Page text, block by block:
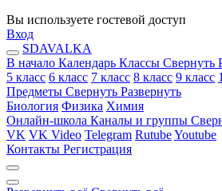
Вы используете гостевой доступ
Вход
SDAVALKA
В начало Календарь Классы Свернуть
5 класс 6 класс 7 класс 8 класс 9 класс
Предметы Свернуть Развернуть
Биология Физика Химия
Онлайн-школа Каналы и группы
VK VK Video Telegram RutubeYoutube
Контакты Регистрация